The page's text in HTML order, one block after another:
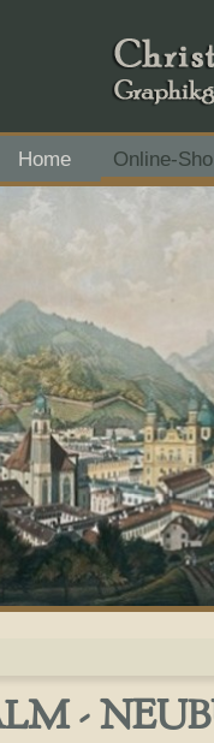
Home
Online-
Mitte - IBAN
-